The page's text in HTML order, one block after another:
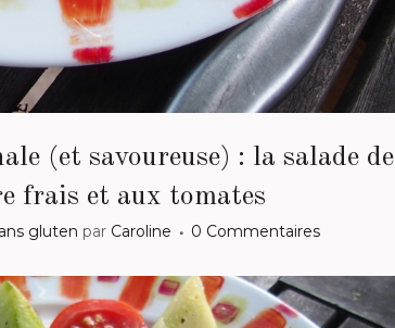
(et savoureuse) : la salade de
frais et aux tomates
gluten par Caroline 0 Commentaires